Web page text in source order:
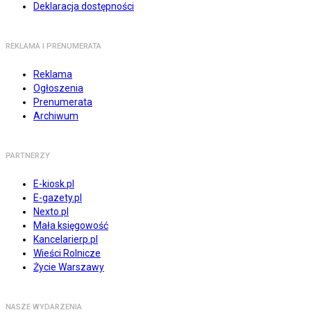
Deklaracja dostępności
REKLAMA I PRENUMERATA
Reklama
Ogłoszenia
Prenumerata
Archiwum
PARTNERZY
E-kiosk.pl
E-gazety.pl
Nexto.pl
Mała księgowość
Kancelarierp.pl
Wieści Rolnicze
Życie Warszawy
NASZE WYDARZENIA